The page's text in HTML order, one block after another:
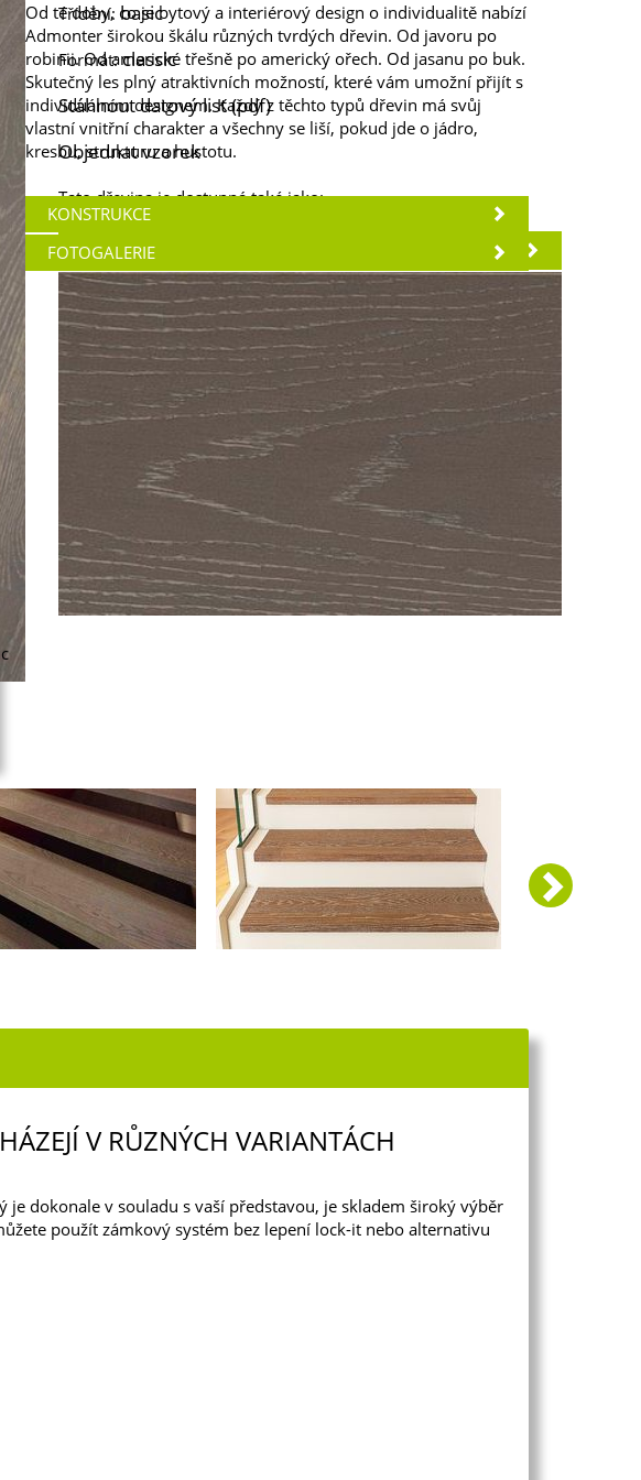
Třídění: basic
Formát:classic
Stáhnout datový list (pdf)
Objednat vzorek
Tato dřevina je dostupná také jako:
Od té doby, co je bytový a interiérový design o individualitě nabízí
Admonter širokou škálu různých tvrdých dřevin. Od javoru po
robinii. Od americké třešně po americký ořech. Od jasanu po buk.
Skutečný les plný atraktivních možností, které vám umožní přijít s
individuálním designem. Každý z těchto typů dřevin má svůj
vlastní vnitřní charakter a všechny se liší, pokud jde o jádro,
kresbu, strukturu a hustotu.
KONSTRUKCE
FOTOGALERIE
Další
V RŮZNÝCH VARIANTÁCH
je dokonale v souladu s vaší představou, je skladem široký výběr
použít zámkový systém bez lepení lock-it nebo alternativu